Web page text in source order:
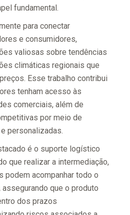
fundamental.
para conectar
e consumidores,
valiosas sobre tendências
climáticas regionais que
Esse trabalho contribui
tenham acesso às
comerciais, além de
por meio de
personalizadas.
é o suporte logístico
que realizar a intermediação,
podem acompanhar todo o
que o produto
dos prazos